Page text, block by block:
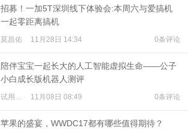
招募！一加5T深圳线下体验会:本周六与爱搞机
一起零距离搞机
莫昌佑 11月28日 14:34 0条评论
陪伴宝宝一起长大的人工智能虚拟生命——公子
小白成长版机器人测评
11月08日 08:49 0条评论
苹果的盛宴，WWDC17都有哪些值得期待？